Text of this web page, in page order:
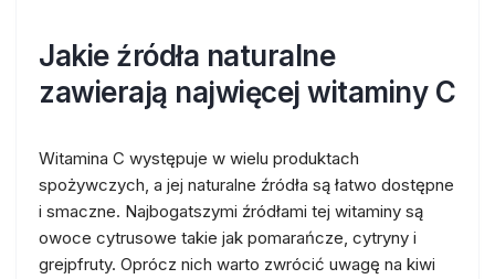
Jakie źródła naturalne
zawierają najwięcej witaminy C
Witamina C występuje w wielu produktach
spożywczych, a jej naturalne źródła są łatwo dostępne
i smaczne. Najbogatszymi źródłami tej witaminy są
owoce cytrusowe takie jak pomarańcze, cytryny i
grejpfruty. Oprócz nich warto zwrócić uwagę na kiwi